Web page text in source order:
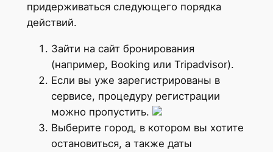
придерживаться следующего порядка
действий.
Зайти на сайт бронирования
(например, Booking или Tripadvisor).
Если вы уже зарегистрированы в
сервисе, процедуру регистрации
можно пропустить.
Выберите город, в котором вы хотите
остановиться, а также даты